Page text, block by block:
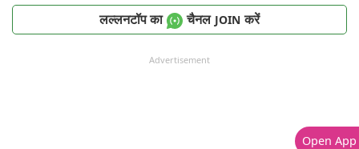
लल्लनटॉप का चैनल JOIN करें
Advertisement
Open App